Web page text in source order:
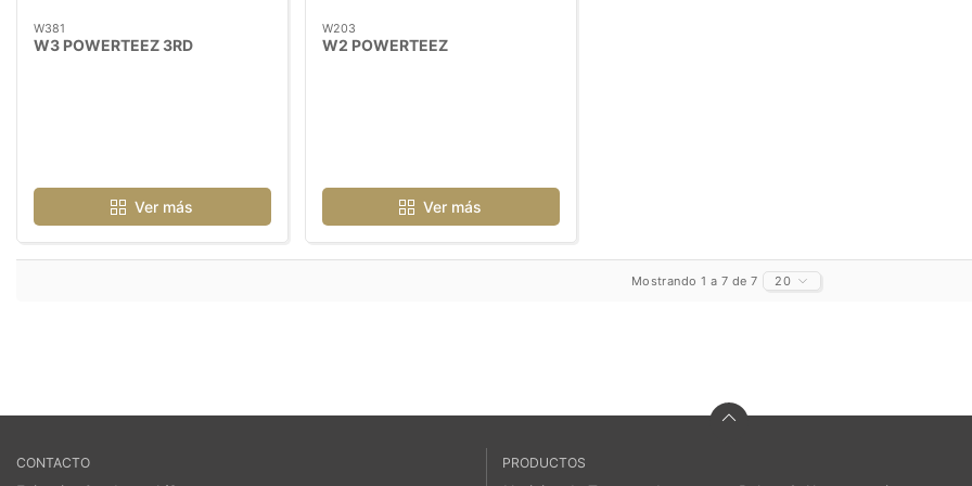
W381
W3 POWERTEEZ 3RD
Ver más
W203
W2 POWERTEEZ
Ver más
Mostrando 1 a 7 de 7 20
CONTACTO PRODUCTOS